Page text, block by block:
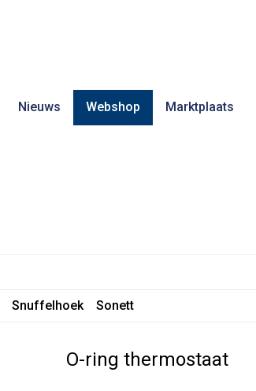
Nieuws Webshop Marktplaats
Snuffelhoek Sonett
O-ring thermostaat